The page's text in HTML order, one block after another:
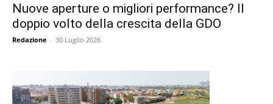
Nuove aperture o migliori performance? Il
doppio volto della crescita della GDO
Redazione - 30 Luglio 2026